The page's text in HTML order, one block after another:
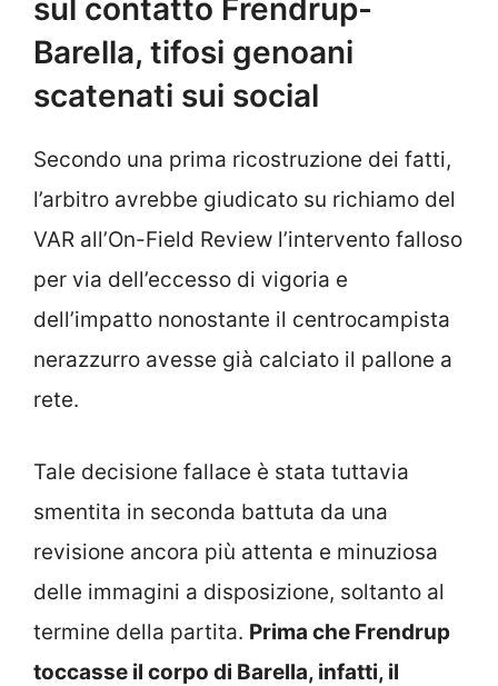
sul contatto Frendrup-
Barella, tifosi genoani
scatenati sui social
Secondo una prima ricostruzione dei fatti,
l’arbitro avrebbe giudicato su richiamo del
VAR all’On-Field Review l’intervento falloso
per via dell’eccesso di vigoria e
dell’impatto nonostante il centrocampista
nerazzurro avesse già calciato il pallone a
rete.
Tale decisione fallace è stata tuttavia
smentita in seconda battuta da una
revisione ancora più attenta e minuziosa
delle immagini a disposizione, soltanto al
termine della partita. Prima che Frendrup
toccasse il corpo di Barella, infatti, il